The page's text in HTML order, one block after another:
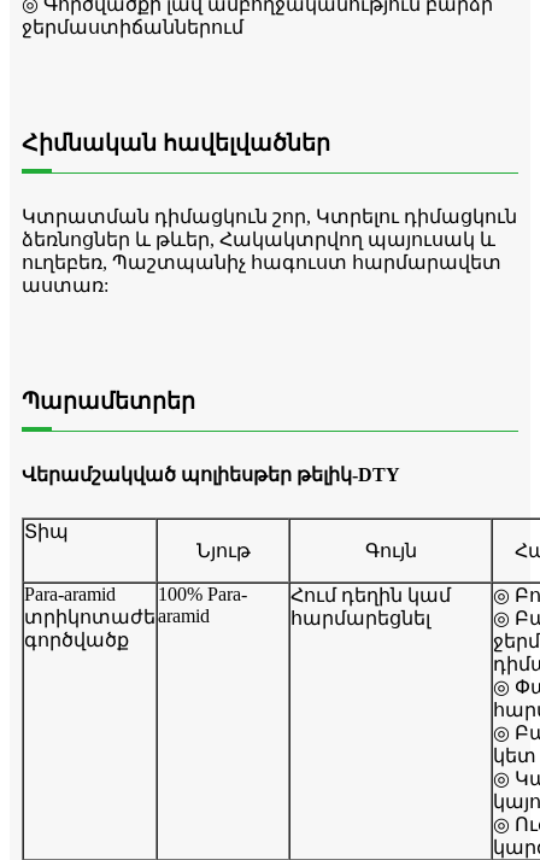
◎ Գործվածքի լավ ամբողջականություն բարձր
ջերմաստիճաններում
Հիմնական հավելվածներ
Կտրատման դիմացկուն շոր, Կտրելու դիմացկուն
ձեռնոցներ և թևեր, Հակակտրվող պայուսակ և
ուղեբեռ, Պաշտպանիչ հագուստ հարմարավետ
աստառ:
Պարամետրեր
Վերամշակված պոլիեսթեր թելիկ-DTY
Տիպ
Նյութ
Գույն
Para-aramid
տրիկոտաժե
գործվածք
100% Para-
aramid
Հում դեղին կամ
հարմարեցնել
◎
◎
◎
◎
կետ
◎
◎